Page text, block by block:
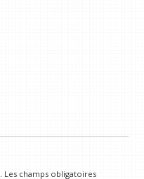
Les champs obligatoires